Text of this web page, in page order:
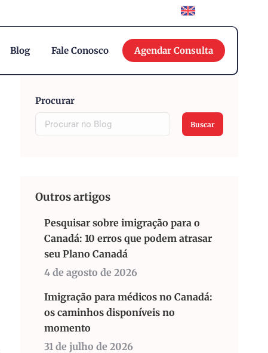
Blog Fale Conosco Agendar Consulta
Procurar
Buscar
Outros artigos
Pesquisar sobre imigração para o
Canadá: 10 erros que podem atrasar
seu Plano Canadá
4 de agosto de 2026
Imigração para médicos no Canadá:
os caminhos disponíveis no
momento
31 de julho de 2026